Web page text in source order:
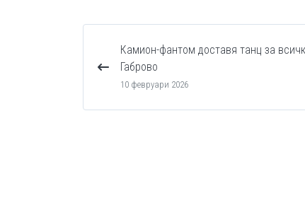
Камион-фантом доставя танц за
Габрово
10 февруари 2026